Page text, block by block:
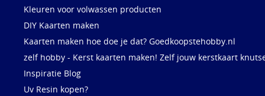
Kleuren voor volwassen producten
DIY Kaarten maken
Kaarten maken hoe doe je dat? Goedkoopstehobby.nl
zelf hobby - Kerst kaarten maken! Zelf jouw kerstkaart
Inspiratie Blog
Uv Resin kopen?